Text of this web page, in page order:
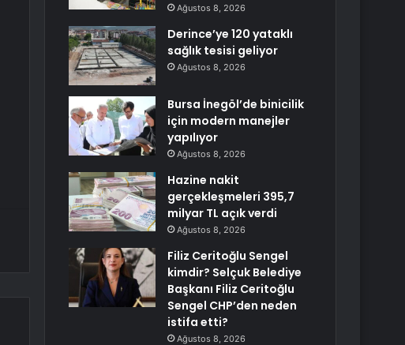
Ağustos 8, 2026
Derince’ye 120 yataklı
sağlık tesisi geliyor
Ağustos 8, 2026
Bursa İnegöl’de binicilik
için modern manejler
yapılıyor
Ağustos 8, 2026
Hazine nakit
gerçekleşmeleri 395,7
milyar TL açık verdi
Ağustos 8, 2026
Filiz Ceritoğlu Sengel
kimdir? Selçuk Belediye
Başkanı Filiz Ceritoğlu
Sengel CHP’den neden
istifa etti?
Ağustos 8, 2026